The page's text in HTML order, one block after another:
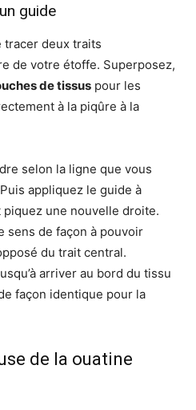
guide
tracer deux traits
de votre étoffe. Superposez,
de tissus pour les
à la piqûre à la
selon la ligne que vous
appliquez le guide à
une nouvelle droite.
sens de façon à pouvoir
du trait central.
arriver au bord du tissu
façon identique pour la
de la ouatine